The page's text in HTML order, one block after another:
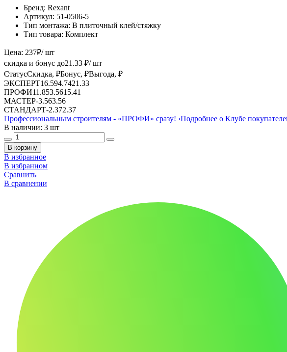
Бренд: Rexant
Артикул: 51-0506-5
Тип монтажа: В плиточный клей/стяжку
Тип товара: Комплект
Цена: 237₽/ шт
скидка и бонус до21.33 ₽/ шт
СтатусСкидка, ₽Бонус, ₽Выгода, ₽
ЭКСПЕРТ16.594.7421.33
ПРОФИ11.853.5615.41
МАСТЕР-3.563.56
СТАНДАРТ-2.372.37
Профессиональным строителям - «ПРОФИ» сразу! ›Подробнее о Клубе
В наличии: 3 шт
В корзину
В избранное
В избранном
Сравнить
В сравнении